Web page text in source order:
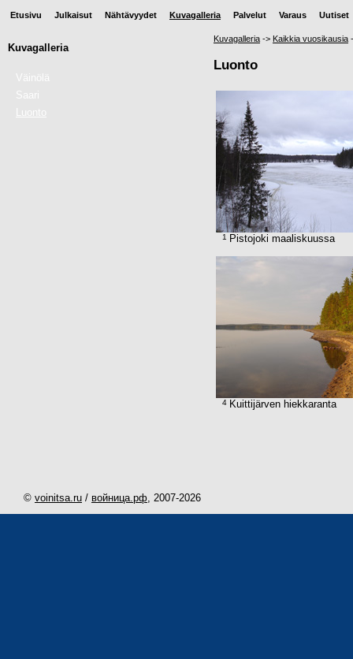
Etusivu Julkaisut Nähtävyydet Kuvagalleria Palvelut Varaus Uutiset
Kuvagalleria
Väinölä
Saari
Luonto
Kuvagalleria -> Kaikkia vuosikausia
Luonto
1 Pistojoki maaliskuussa
4 Kuittijärven hiekkaranta
© voinitsa.ru / войница.рф, 2007-2026